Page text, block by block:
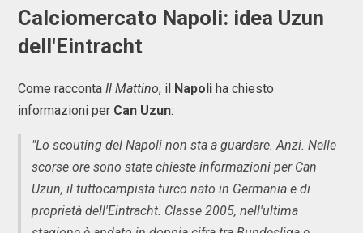
Calciomercato Napoli: idea Uzun
dell'Eintracht
Come racconta Il Mattino, il Napoli ha chiesto
informazioni per Can Uzun:
"Lo scouting del Napoli non sta a guardare. Anzi. Nelle
scorse ore sono state chieste informazioni per Can
Uzun, il tuttocampista turco nato in Germania e di
proprietà dell'Eintracht. Classe 2005, nell'ultima